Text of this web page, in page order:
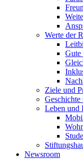
Werte der
Gute
Ziele und
Leben und
Newsroom